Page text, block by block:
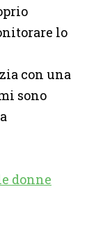
lo
con una
sono
donne